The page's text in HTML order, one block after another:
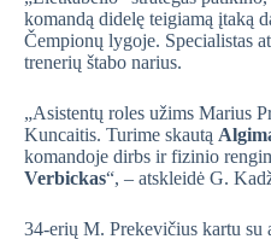
komandą didelę teigiamą įtaką
Čempionų lygoje. Specialistas
trenerių štabo narius.
„Asistentų roles užims Marius
Kuncaitis. Turime skautą
komandoje dirbs ir fizinio
Verbickas“, – atskleidė G.
34-erių M. Prekevičius kartu su